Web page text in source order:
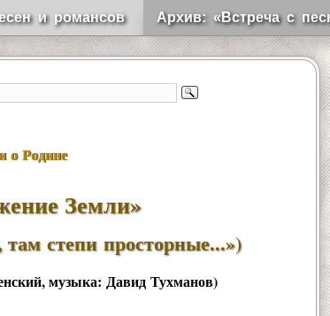
и романсов Архив: «Встреча с
о Родине
Земли»
степи просторные...»)
, музыка: Давид Тухманов)